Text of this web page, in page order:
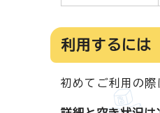
利用するには
初めてご利用の際